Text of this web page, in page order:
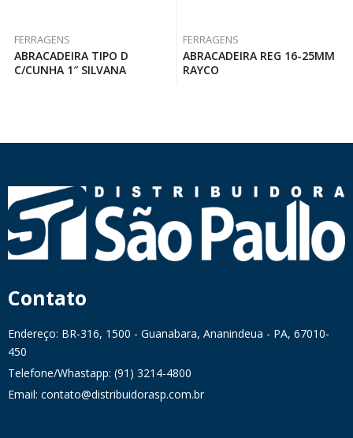
FERRAGENS
ABRACADEIRA TIPO D
C/CUNHA 1″ SILVANA
FERRAGENS
ABRACADEIRA REG 16-25MM
RAYCO
Contato
Endereço: BR-316, 1500 - Guanabara, Ananindeua - PA, 67010-
450
Telefone/Whastapp: (91) 3214-4800
Email: contato@distribuidorasp.com.br